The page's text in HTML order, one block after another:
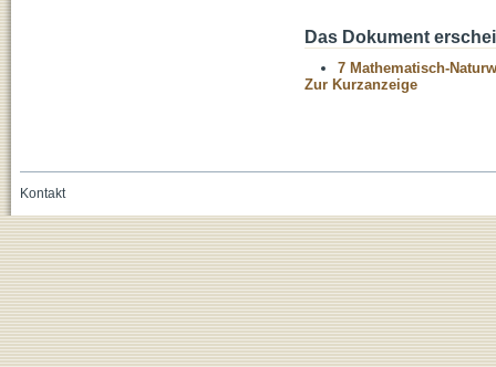
Das Dokument
7 Mathematisch-
Zur Kurzanzeige
Kontakt